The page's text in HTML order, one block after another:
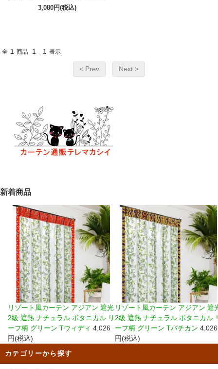
ストのリビング用 上フリル
3,080円(税込)
全 1 商品 1 - 1 表示
< Prev Next >
新着商品
リゾート風カーテン アジアン 遮光
2級 遮熱 ナチュラル ボタニカル リ
ーフ柄 グリーン Tウィディ 4,026
円(税込)
リゾート風カーテン アジアン 遮
2級 遮熱 ナチュラル ボタニカル
ーフ柄 グリーン Tバチカン 4,026
円(税込)
カテゴリーから探す